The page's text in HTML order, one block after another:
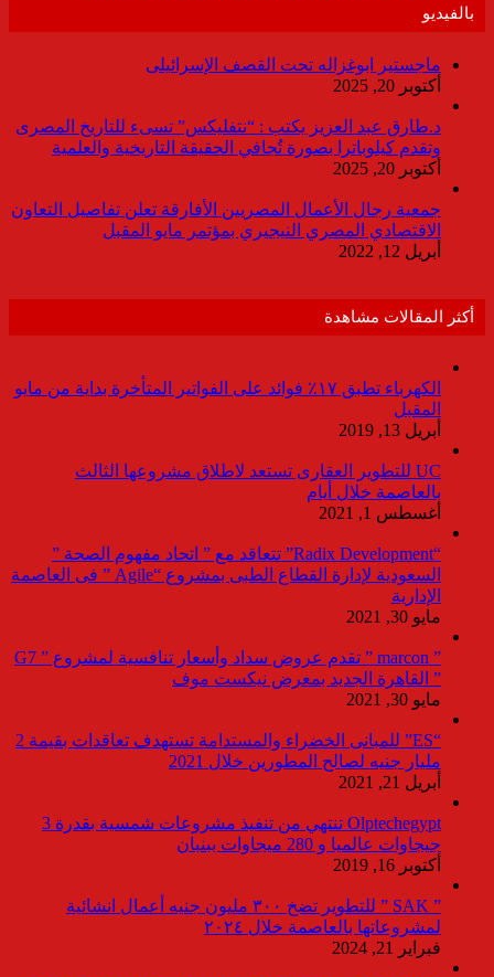
بالفيديو
ماجستير ابوغزاله تحت القصف الإسرائيلى
أكتوبر 20, 2025
د.طارق عبد العزيز يكتب : “نتفليكس” تسىء للتاريخ المصرى
وتقدم كيلوباترا بصورة تُجافي الحقيقة التاريخية والعلمية
أكتوبر 20, 2025
جمعية رجال الأعمال المصريين الأفارقة تعلن تفاصيل التعاون
الاقتصادي المصري النيجيري بمؤتمر مايو المقبل
أبريل 12, 2022
أكثر المقالات مشاهدة
الكهرباء تطبق ١٧٪ فوائد على الفواتير المتأخرة بداية من مايو
المقبل
أبريل 13, 2019
UC للتطوير العقارى تستعد لاطلاق مشروعها الثالث
بالعاصمة خلال أيام
أغسطس 1, 2021
“Radix Development” تتعاقد مع ” اتحاد مفهوم الصحة ”
السعودية لإدارة القطاع الطبى بمشروع “Agile ” فى العاصمة
الإدارية
مايو 30, 2021
” marcon ” تقدم عروض سداد وأسعار تنافسية لمشروع ” G7
” القاهرة الجديد بمعرض نيكست موف
مايو 30, 2021
“ES” للمبانى الخضراء والمستدامة تستهدف تعاقدات بقيمة 2
مليار جنيه لصالح المطورين خلال 2021
أبريل 21, 2021
Olptechegypt تنتهي من تنفيذ مشروعات شمسية بقدرة 3
جيجاوات عالميا و 280 ميجاوات ببنبان
أكتوبر 16, 2019
” SAK ” للتطوير تضخ ٣٠٠ مليون جنيه أعمال انشائية
لمشروعاتها بالعاصمة خلال ٢٠٢٤
فبراير 21, 2024